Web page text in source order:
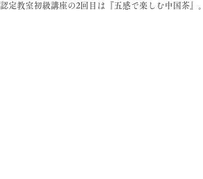
認定教室初級講座の2回目は『五感で楽しむ中国茶』。